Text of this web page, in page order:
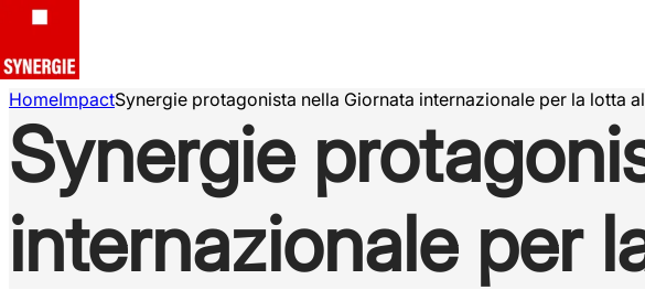
HomeImpactSynergie protagonista nella Giornata internazionale per la lotta
Synergie
internazionale per